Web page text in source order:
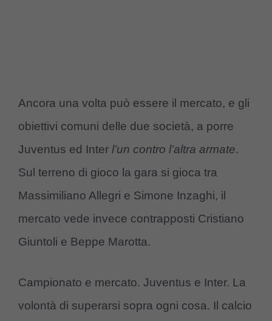
Ancora una volta può essere il mercato, e gli
obiettivi comuni delle due società, a porre
Juventus ed Inter l’un contro l’altra armate.
Sul terreno di gioco la gara si gioca tra
Massimiliano Allegri e Simone Inzaghi, il
mercato vede invece contrapposti Cristiano
Giuntoli e Beppe Marotta.
Campionato e mercato. Juventus e Inter. La
volontà di superarsi sopra ogni cosa. Il calcio